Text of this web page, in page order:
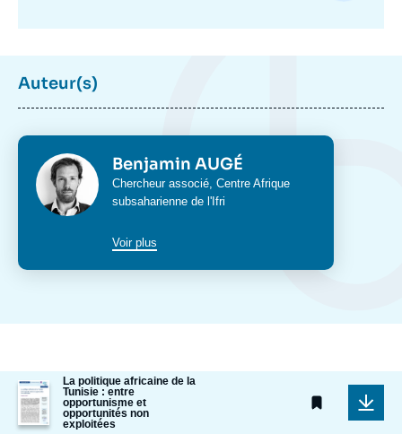
Auteur(s)
Photo Benjamin AUGÉ
Intitulé
du
Chercheur associé, Centre Afrique
subsaharienne de l'Ifri
Voir plus
Centres et programmes liés
Image
de
couverture
de
La politique africaine de la
Tunisie : entre
opportunisme et
opportunités non
exploitées